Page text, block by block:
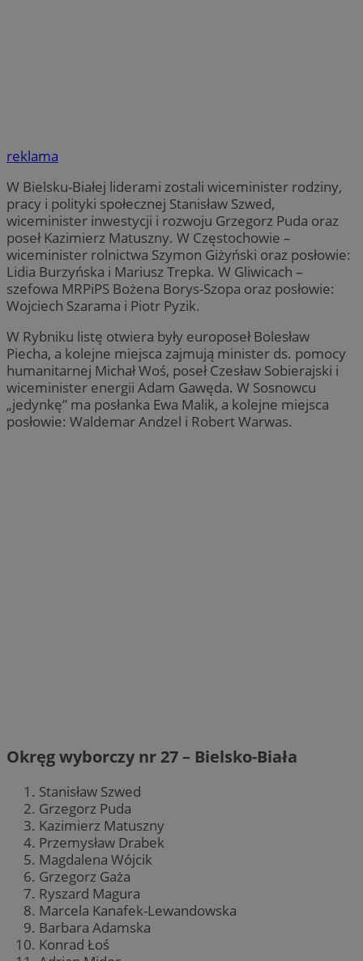
reklama
W Bielsku-Białej liderami zostali wiceminister rodziny,
pracy i polityki społecznej Stanisław Szwed,
wiceminister inwestycji i rozwoju Grzegorz Puda oraz
poseł Kazimierz Matuszny. W Częstochowie –
wiceminister rolnictwa Szymon Giżyński oraz posłowie:
Lidia Burzyńska i Mariusz Trepka. W Gliwicach –
szefowa MRPiPS Bożena Borys-Szopa oraz posłowie:
Wojciech Szarama i Piotr Pyzik.
W Rybniku listę otwiera były europoseł Bolesław
Piecha, a kolejne miejsca zajmują minister ds. pomocy
humanitarnej Michał Woś, poseł Czesław Sobierajski i
wiceminister energii Adam Gawęda. W Sosnowcu
„jedynkę” ma posłanka Ewa Malik, a kolejne miejsca
posłowie: Waldemar Andzel i Robert Warwas.
Okręg wyborczy nr 27 – Bielsko-Biała
Stanisław Szwed
Grzegorz Puda
Kazimierz Matuszny
Przemysław Drabek
Magdalena Wójcik
Grzegorz Gaża
Ryszard Magura
Marcela Kanafek-Lewandowska
Barbara Adamska
Konrad Łoś